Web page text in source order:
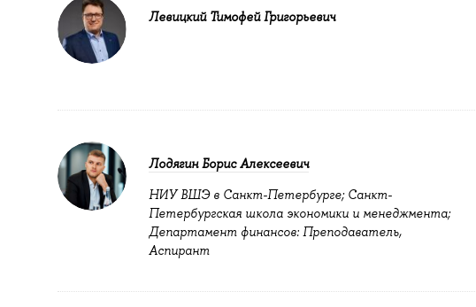
Левицкий Тимофей Григорьевич
Лодягин Борис Алексеевич
НИУ ВШЭ в Санкт-Петербурге; Санкт-
Петербургская школа экономики и менеджмента;
Департамент финансов: Преподаватель,
Аспирант